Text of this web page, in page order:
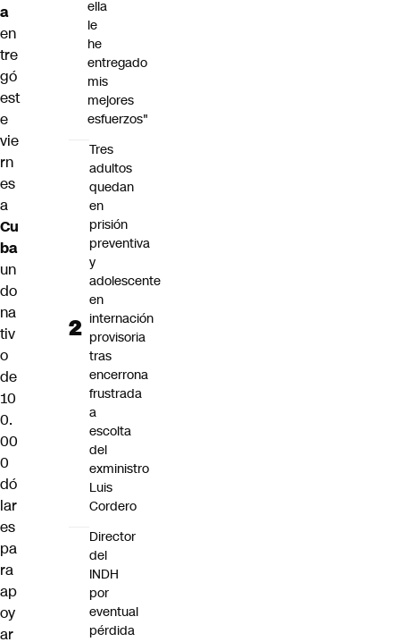
a
en
tre
gó
est
e
vie
rn
es
a
Cu
ba
un
do
na
tiv
o
de
10
0.
00
0
dó
lar
es
pa
ra
ap
oy
ar
ella
le
he
entregado
mis
mejores
esfuerzos"
Tres
adultos
quedan
en
prisión
preventiva
y
adolescente
en
internación
provisoria
tras
encerrona
frustrada
a
escolta
del
exministro
Luis
Cordero
Director
del
INDH
por
eventual
pérdida